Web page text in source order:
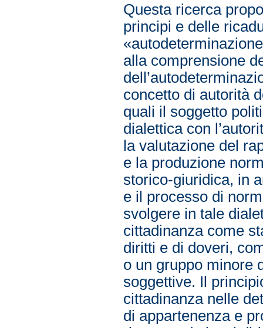
Questa ricerca
principi e delle
alla comprensione
concetto di autorità
quali il soggetto
dialettica con
la valutazione del
e la produzione
storico-giuridica, in
e il processo di
svolgere in tale
cittadinanza come
diritti e di doveri,
o un gruppo minore
soggettive. Il
cittadinanza nelle
di appartenenza e